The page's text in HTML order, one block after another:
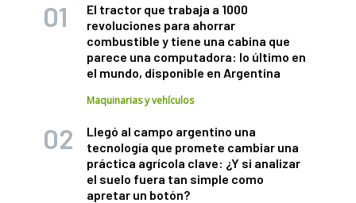
El tractor que trabaja a 1000
revoluciones para ahorrar
combustible y tiene una cabina que
parece una computadora: lo último en
el mundo, disponible en Argentina
Maquinarias y vehículos
Llegó al campo argentino una
tecnología que promete cambiar una
práctica agrícola clave: ¿Y si analizar
el suelo fuera tan simple como
apretar un botón?